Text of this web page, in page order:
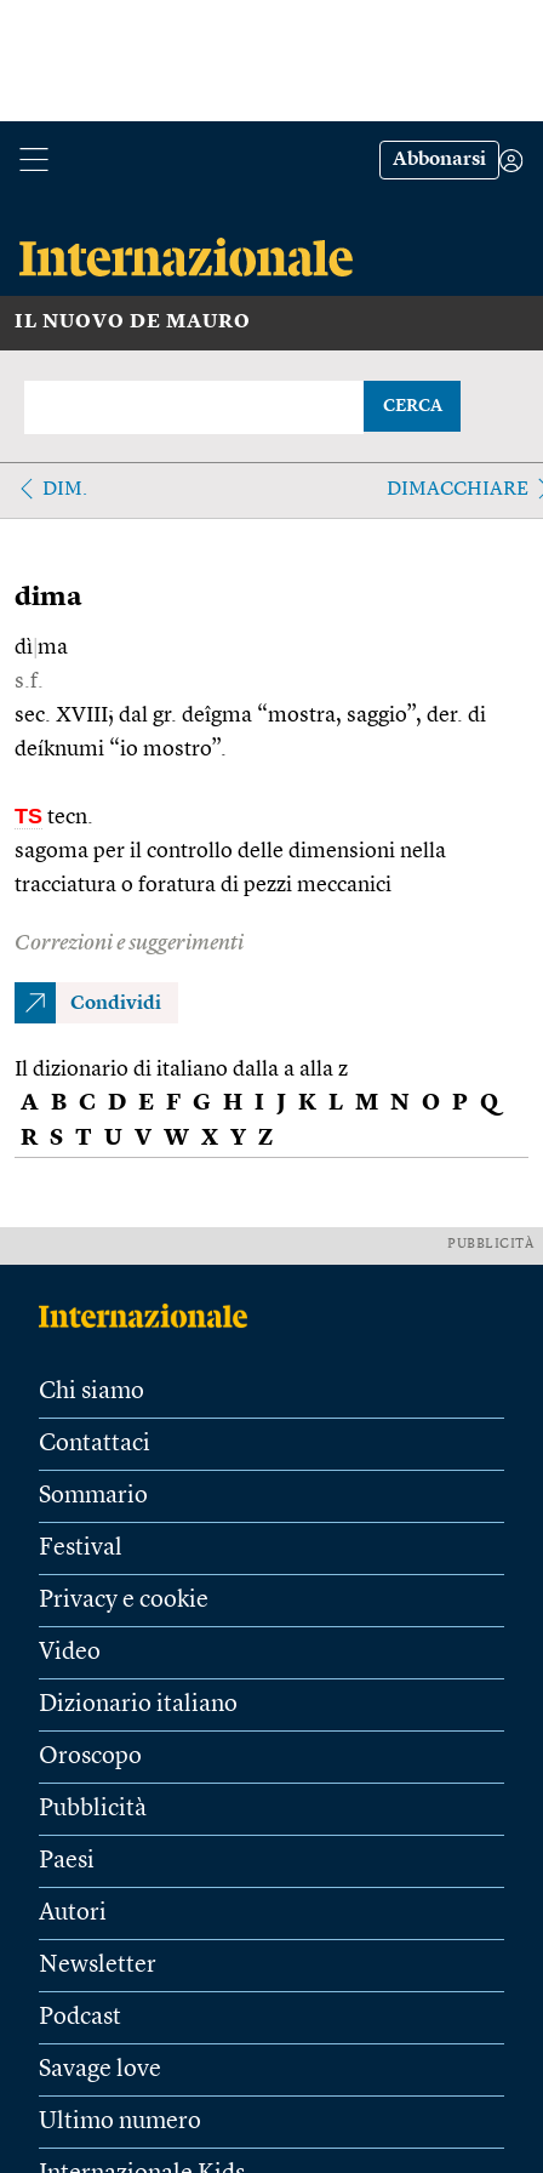
Abbonarsi
IL NUOVO DE MAURO
CERCA
DIM. DIMACCHIARE
dima
dì ma
s.f.
sec. XVIII; dal gr. deîgma “mostra, saggio”, der. di
deíknumi “io mostro”.
TS tecn.
sagoma per il controllo delle dimensioni nella
tracciatura o foratura di pezzi meccanici
Correzioni e suggerimenti
Condividi
Il dizionario di italiano dalla a alla z
A B C D E F G H I J K L M N O P Q
R S T U V W X Y Z
PUBBLICITÀ
Chi siamo
Contattaci
Sommario
Festival
Privacy e cookie
Video
Dizionario italiano
Oroscopo
Pubblicità
Paesi
Autori
Newsletter
Podcast
Savage love
Ultimo numero